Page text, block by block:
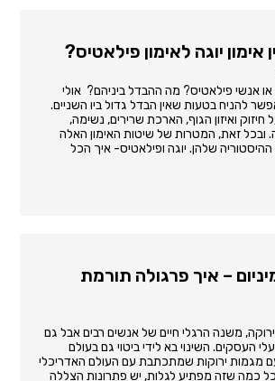
יוגה לאימון פילאטיס?
אנשי פילאטיס? מה ההבדל ביניהם? אולי
להניח בטעות שאין הבדל גדול ביו השניים.
חיזוק ואיזון הגוף, הארכת שרירים, נשימה,
ובכל זאת, המטרות של שיטות האימון האלה
שלהן. יוגה ופילאטיס- איך הכל
– איך פרגולה תורמת
משנה הרגלי חיים של אנשים רבים אבל גם
העסקים. השינוי בא לידי ביטוי גם בעולם
מגמות ירוקות שמתכתבת עם העולם האדריכלי
כל כמה שזה מפתיע לגלות, יש פתרונות הצללה